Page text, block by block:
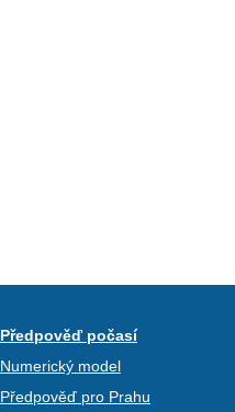
Předpověď počasí
Numerický model
Předpověď pro Prahu